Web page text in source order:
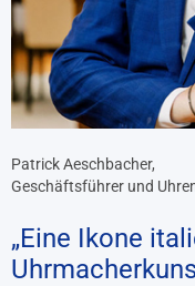
Patrick Aeschbacher,
Geschäftsführer und
„Eine Ikone